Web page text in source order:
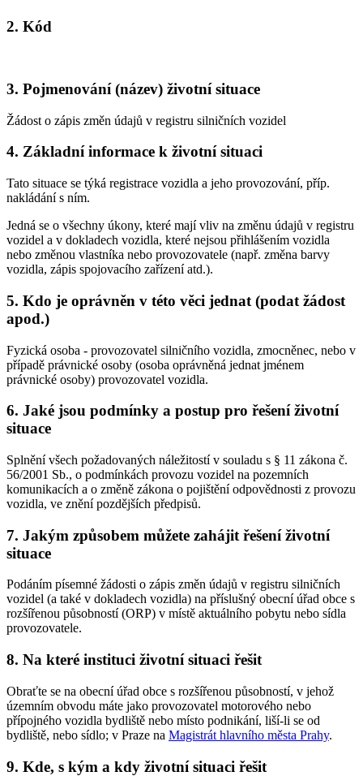
2. Kód
3. Pojmenování (název) životní situace
Žádost o zápis změn údajů v registru silničních vozidel
4. Základní informace k životní situaci
Tato situace se týká registrace vozidla a jeho provozování, příp.
nakládání s ním.
Jedná se o všechny úkony, které mají vliv na změnu údajů v registru
vozidel a v dokladech vozidla, které nejsou přihlášením vozidla
nebo změnou vlastníka nebo provozovatele (např. změna barvy
vozidla, zápis spojovacího zařízení atd.).
5. Kdo je oprávněn v této věci jednat (podat žádost
apod.)
Fyzická osoba - provozovatel silničního vozidla, zmocněnec, nebo v
případě právnické osoby (osoba oprávněná jednat jménem
právnické osoby) provozovatel vozidla.
6. Jaké jsou podmínky a postup pro řešení životní
situace
Splnění všech požadovaných náležitostí v souladu s § 11 zákona č.
56/2001 Sb., o podmínkách provozu vozidel na pozemních
komunikacích a o změně zákona o pojištění odpovědnosti z provozu
vozidla, ve znění pozdějších předpisů.
7. Jakým způsobem můžete zahájit řešení životní
situace
Podáním písemné žádosti o zápis změn údajů v registru silničních
vozidel (a také v dokladech vozidla) na příslušný obecní úřad obce s
rozšířenou působností (ORP) v místě aktuálního pobytu nebo sídla
provozovatele.
8. Na které instituci životní situaci řešit
Obraťte se na obecní úřad obce s rozšířenou působností, v jehož
územním obvodu máte jako provozovatel motorového nebo
přípojného vozidla bydliště nebo místo podnikání, liší-li se od
bydliště, nebo sídlo; v Praze na Magistrát hlavního města Prahy.
9. Kde, s kým a kdy životní situaci řešit